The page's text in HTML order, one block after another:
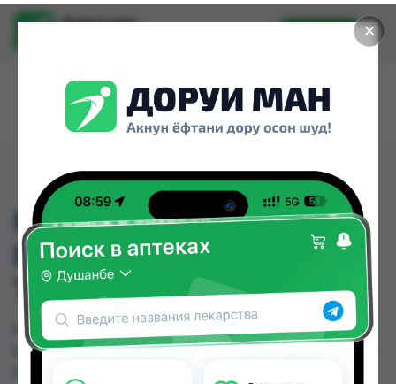
✕
Доруи ман
Установить
MARINOX VITAMIN
EFFERVESCENT 20
TABLETS
MARINOX VITAMIN EFFERVESCENT 20 TABLETS
можно купить или заказать в аптеках, Дорухона